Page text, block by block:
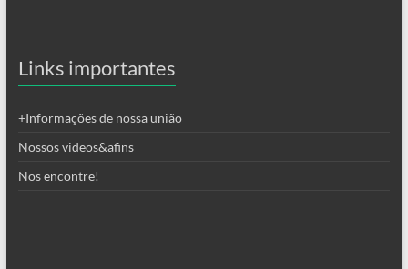
Links importantes
+Informações de nossa união
Nossos videos&afins
Nos encontre!